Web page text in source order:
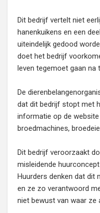
Dit bedrijf vertelt niet
hanenkuikens en een
uiteindelijk gedood
doet het bedrijf
leven tegemoet gaan na
De
dat dit bedrijf stopt met
informatie op de
broedmachines,
Dit bedrijf veroorzaakt
misleidende
Huurders denken dat dit
en ze zo verantwoord
niet bewust van waar ze